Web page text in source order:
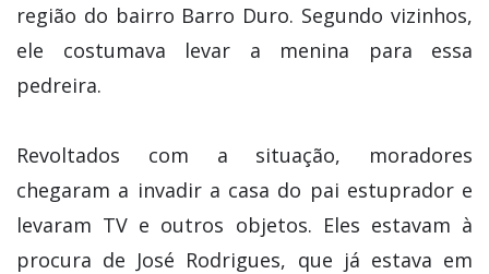
região do bairro Barro Duro. Segundo vizinhos,
ele costumava levar a menina para essa
pedreira.
Revoltados com a situação, moradores
chegaram a invadir a casa do pai estuprador e
levaram TV e outros objetos. Eles estavam à
procura de José Rodrigues, que já estava em